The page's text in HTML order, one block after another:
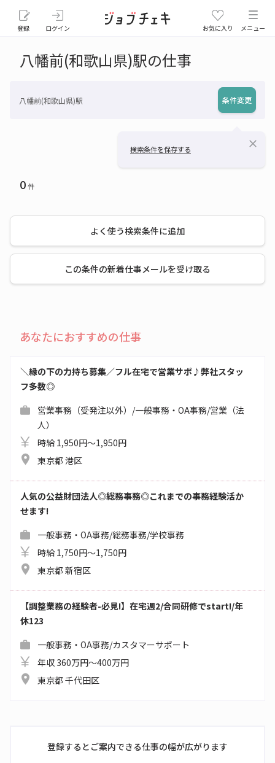
登録 ログイン お気に入り メニュー
八幡前(和歌山県)駅の仕事
八幡前(和歌山県)駅 条件変更
検索条件を保存する close
0件
よく使う検索条件に追加
この条件の新着仕事メールを受け取る
あなたにおすすめの仕事
＼縁の下の力持ち募集／フル在宅で営業サポ♪弊社スタッ
フ多数◎
営業事務（受発注以外）/一般事務・OA事務/営業（法
人）
時給 1,950円～1,950円
東京都 港区
人気の公益財団法人◎総務事務◎これまでの事務経験活か
せます!
一般事務・OA事務/総務事務/学校事務
時給 1,750円～1,750円
東京都 新宿区
【調整業務の経験者-必見!】在宅週2/合同研修でstart!/年
休123
一般事務・OA事務/カスタマーサポート
年収 360万円～400万円
東京都 千代田区
登録するとご案内できる仕事の幅が広がります